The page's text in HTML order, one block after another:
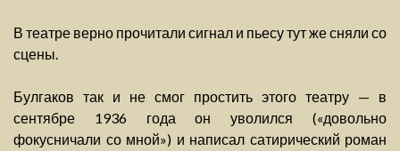
В театре верно прочитали сигнал и пьесу тут же сняли со
сцены.
Булгаков так и не смог простить этого театру — в
сентябре 1936 года он уволился («довольно
фокусничали со мной») и написал сатирический роман